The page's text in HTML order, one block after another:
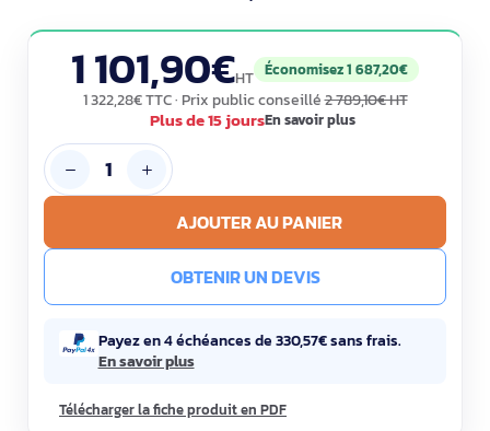
1 101,90€HT Économisez 1 687,20€
1 322,28€ TTC· Prix public conseillé2 789,10€ HT
Plus de 15 joursEn savoir plus
AJOUTER AU PANIER
OBTENIR UN DEVIS
Payez en 4 échéances de 330,57€ sans frais.
En savoir plus
Télécharger la fiche produit en PDF